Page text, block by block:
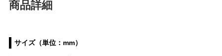
商品詳細
サイズ（単位：mm）